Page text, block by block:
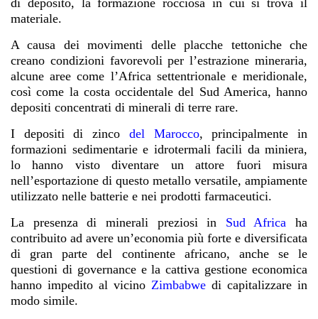
di deposito, la formazione rocciosa in cui si trova il
materiale.
A causa dei movimenti delle placche tettoniche che
creano condizioni favorevoli per l’estrazione mineraria,
alcune aree come l’Africa settentrionale e meridionale,
così come la costa occidentale del Sud America, hanno
depositi concentrati di minerali di terre rare.
I depositidi zinco del Marocco, principalmente in
formazioni sedimentarie e idrotermali facili da miniera,
lo hanno visto diventare un attore fuori misura
nell’esportazione di questo metallo versatile, ampiamente
utilizzato nelle batterie e nei prodotti farmaceutici.
La presenza di minerali preziosi in
Sud Africa
ha
contribuito ad avere un’economia più forte e diversificata
di gran parte del continente africano, anche se le
questioni di governance e la cattiva gestione economica
hanno impedito al vicino Zimbabwe di capitalizzare in
modo simile.